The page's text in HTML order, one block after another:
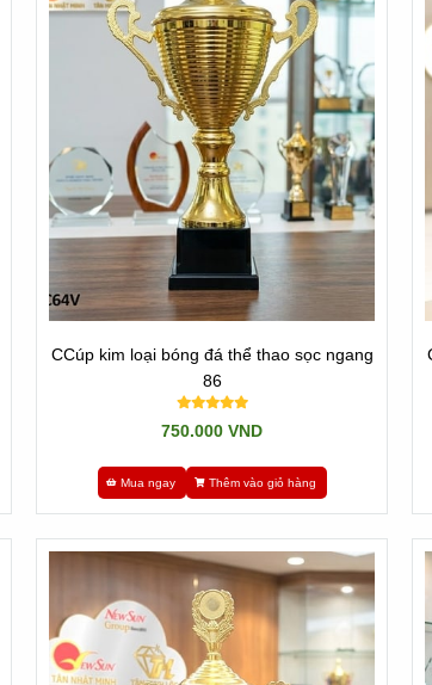
CCúp kim loại bóng đá thể thao sọc ngang
86
750.000 VND
Mua ngay Thêm vào giỏ hàng